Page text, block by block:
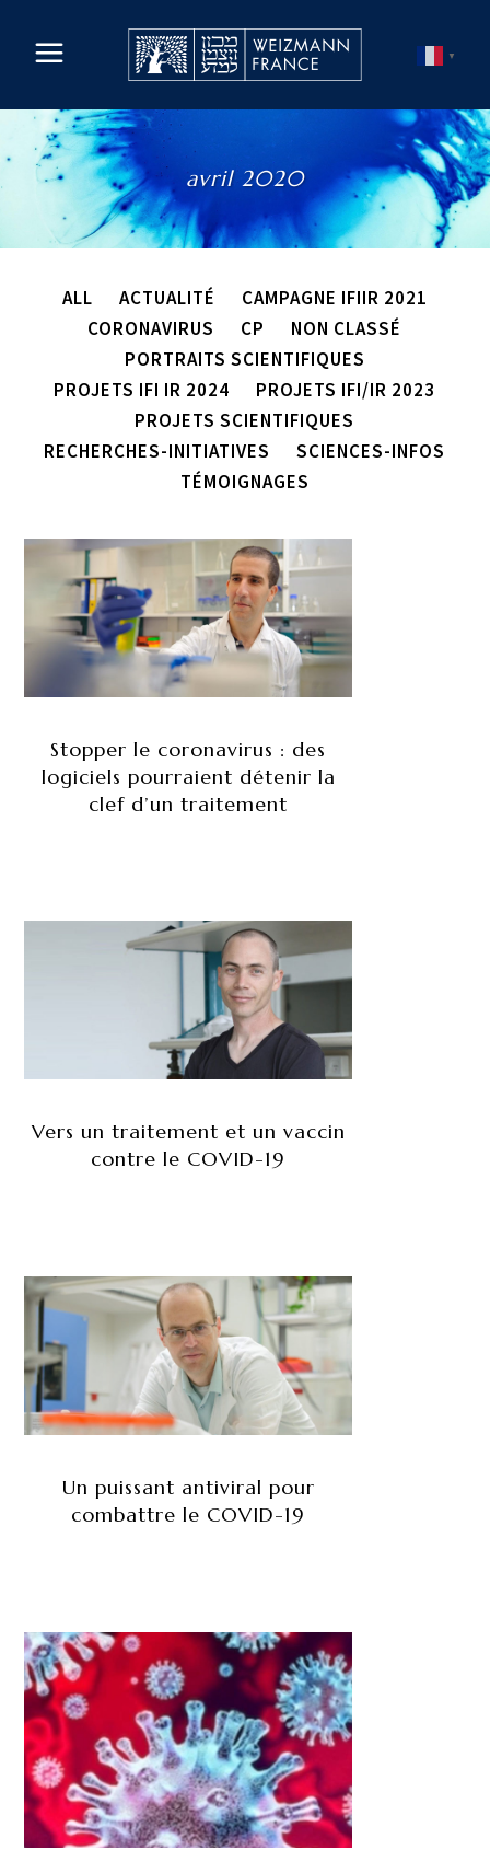
▼
avril 2020
ALL ACTUALITÉ
CAMPAGNE IFIIR 2021
CORONAVIRUS
CP
NON CLASSÉ
PORTRAITS SCIENTIFIQUES
PROJETS IFI IR 2024
PROJETS IFI/IR 2023
PROJETS SCIENTIFIQUES
RECHERCHES-INITIATIVES
SCIENCES-INFOS
TÉMOIGNAGES
Stopper le coronavirus : des
logiciels pourraient détenir la
clef d’un traitement
Vers un traitement et un vaccin
contre le COVID-19
Un puissant antiviral pour
combattre le COVID-19